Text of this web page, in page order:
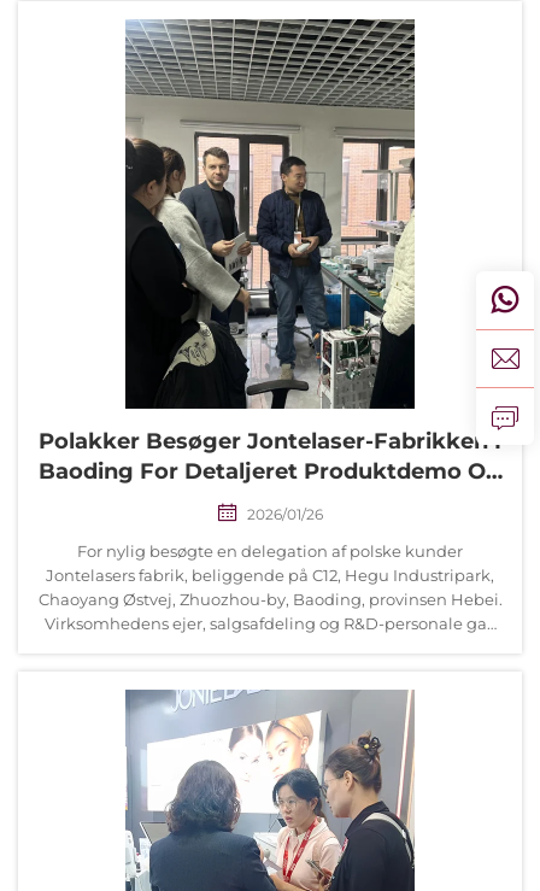
Polakker Besøger Jontelaser-Fabrikken I
Baoding For Detaljeret Produktdemo Og
Partnerskab
2026/01/26
For nylig besøgte en delegation af polske kunder
Jontelasers fabrik, beliggende på C12, Hegu Industripark,
Chaoyang Østvej, Zhuozhou-by, Baoding, provinsen Hebei.
Virksomhedens ejer, salgsafdeling og R&D-personale gav